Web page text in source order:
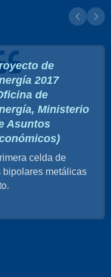
de
2017
de
Ministerio
Asuntos
celda de
metálicas